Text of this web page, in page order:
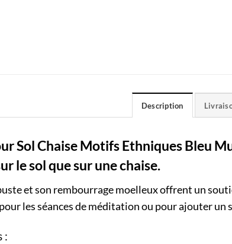
Description
Sol Chaise Motifs Ethniques Bleu
le sol que sur une chaise.
et son rembourrage moelleux offrent un
les séances de méditation ou pour ajouter un
: